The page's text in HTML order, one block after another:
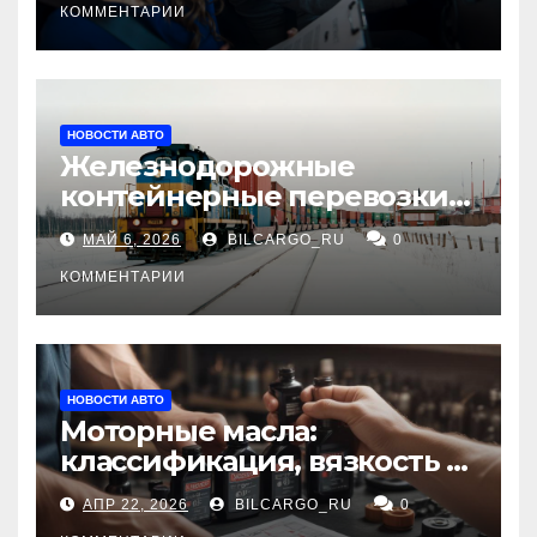
КОММЕНТАРИИ
НОВОСТИ АВТО
Железнодорожные
контейнерные перевозки
из Китая в Россию:
маршруты, сроки и
требования
МАЙ 6, 2026 BILCARGO_RU 0
КОММЕНТАРИИ
НОВОСТИ АВТО
Моторные масла:
классификация, вязкость и
рекомендации по выбору
для различных типов
АПР 22, 2026 BILCARGO_RU 0